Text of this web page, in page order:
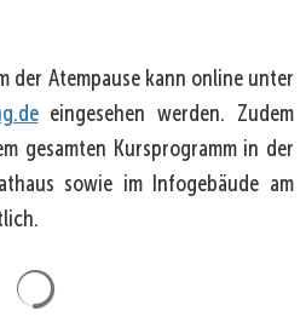
der Atempause kann online unter
eingesehen werden. Zudem
gesamten Kursprogramm in der
sowie im Infogebäude am